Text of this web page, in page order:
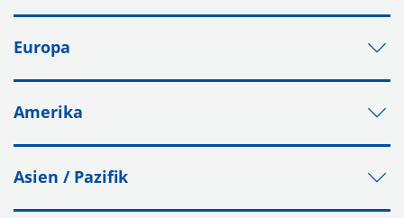
Europa
Amerika
Asien / Pazifik